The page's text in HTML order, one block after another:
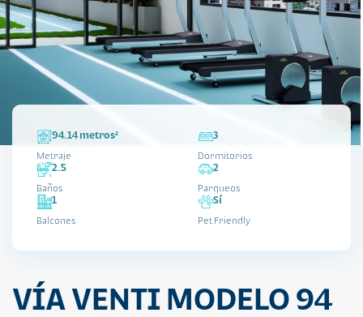
94.14 metros²
Metraje
3
Dormitorios
2.5
Baños
2
Parqueos
1
Balcones
Sí
Pet Friendly
VÍA VENTI MODELO 94